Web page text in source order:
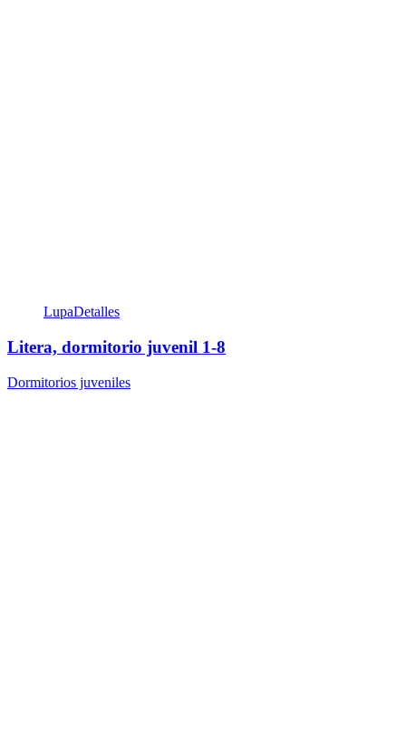
LupaDetalles
Litera, dormitorio juvenil 1-8
Dormitorios juveniles